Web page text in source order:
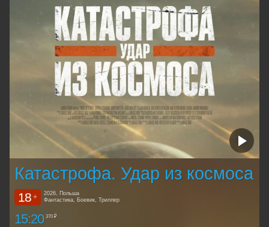
Катастрофа. Удар из космоса
18 +
2026, Польша
Фантастика, Боевик, Триллер
15:20 370 ₽